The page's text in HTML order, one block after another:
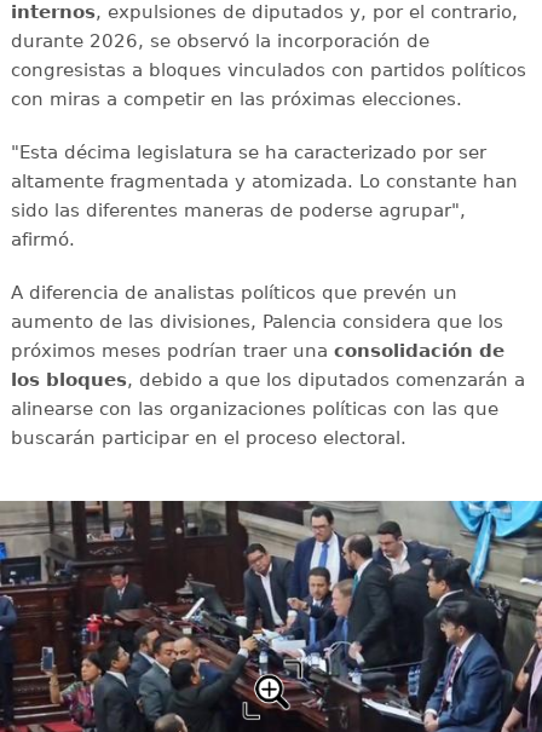
internos, expulsiones de diputados y, por el contrario,
durante 2026, se observó la incorporación de
congresistas a bloques vinculados con partidos políticos
con miras a competir en las próximas elecciones.
"Esta décima legislatura se ha caracterizado por ser
altamente fragmentada y atomizada. Lo constante han
sido las diferentes maneras de poderse agrupar",
afirmó.
A diferencia de analistas políticos que prevén un
aumento de las divisiones, Palencia considera que los
próximos meses podrían traer una consolidación de
los bloques, debido a que los diputados comenzarán a
alinearse con las organizaciones políticas con las que
buscarán participar en el proceso electoral.